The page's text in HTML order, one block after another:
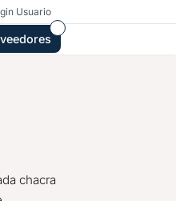
Usuario
chacra